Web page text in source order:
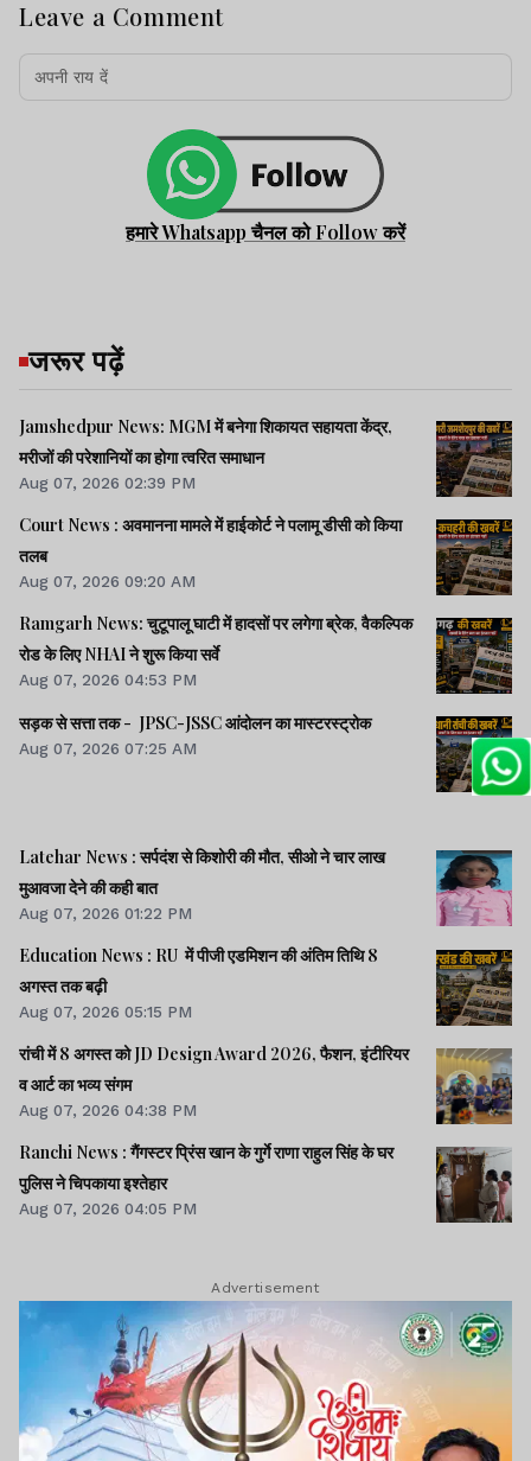
Leave a Comment
हमारे Whatsapp चैनल को Follow करें
जरूर पढ़ें
Jamshedpur News: MGM में बनेगा शिकायत सहायता केंद्र,
मरीजों की परेशानियों का होगा त्वरित समाधान
Aug 07, 2026 02:39 PM
Court News : अवमानना मामले में हाईकोर्ट ने पलामू डीसी को किया
तलब
Aug 07, 2026 09:20 AM
Ramgarh News: चुटूपालू घाटी में हादसों पर लगेगा ब्रेक, वैकल्पिक
रोड के लिए NHAI ने शुरू किया सर्वे
Aug 07, 2026 04:53 PM
सड़क से सत्ता तक - JPSC-JSSC आंदोलन का मास्टरस्ट्रोक
Aug 07, 2026 07:25 AM
Latehar News : सर्पदंश से किशोरी की मौत, सीओ ने चार लाख
मुआवजा देने की कही बात
Aug 07, 2026 01:22 PM
Education News : RU में पीजी एडमिशन की अंतिम तिथि 8
अगस्त तक बढ़ी
Aug 07, 2026 05:15 PM
रांची में 8 अगस्त को JD Design Award 2026, फैशन, इंटीरियर
व आर्ट का भव्य संगम
Aug 07, 2026 04:38 PM
Ranchi News : गैंगस्टर प्रिंस खान के गुर्गे राणा राहुल सिंह के घर
पुलिस ने चिपकाया इश्तेहार
Aug 07, 2026 04:05 PM
Advertisement